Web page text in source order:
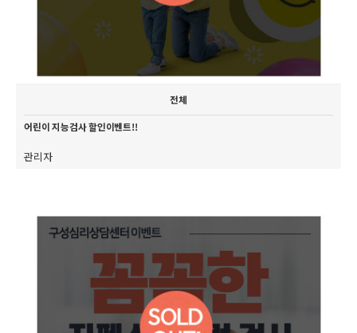
전체
어린이 지능검사 할인이벤트!!
관리자